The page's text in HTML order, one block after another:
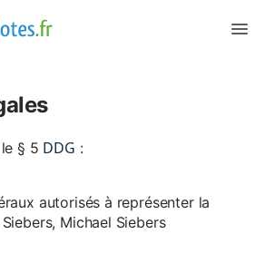
§ 5 DDG :
autorisés à représenter la
Michael Siebers